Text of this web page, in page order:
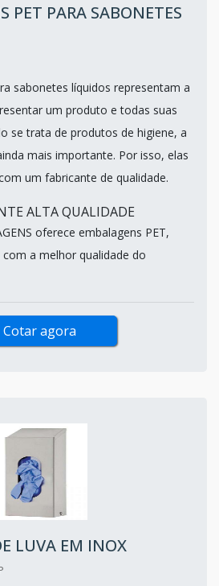
PET PARA SABONETES
sabonetes líquidos representam a
um produto e todas suas
se trata de produtos de higiene, a
mais importante. Por isso, elas
um fabricante de qualidade.
ALTA QUALIDADE
oferece embalagens PET,
a melhor qualidade do
Cotar agora
LUVA EM INOX